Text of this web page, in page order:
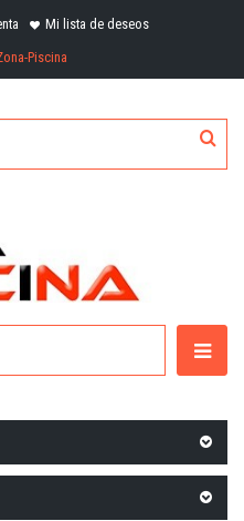
Mi lista de deseos
Piscina